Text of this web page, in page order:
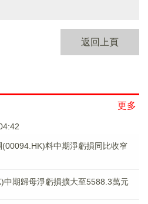
返回上頁
更多
(00094.HK)料中期淨虧損同比收窄
中期歸母淨虧損擴大至5588.3萬元